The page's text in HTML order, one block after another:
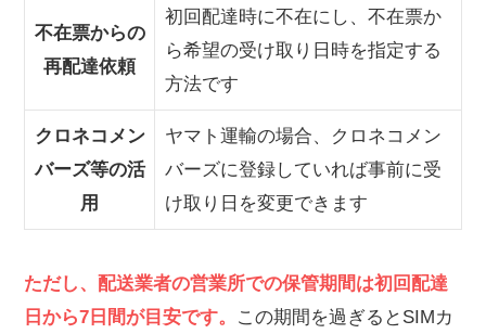
不在票からの
再配達依頼
初回配達時に不在にし、不在票か
ら希望の受け取り日時を指定する
方法です
クロネコメン
バーズ等の活
用
ヤマト運輸の場合、クロネコメン
バーズに登録していれば事前に受
け取り日を変更できます
ただし、配送業者の営業所での保管期間は初回配達
日から7日間が目安です。
この期間を過ぎるとSIMカ